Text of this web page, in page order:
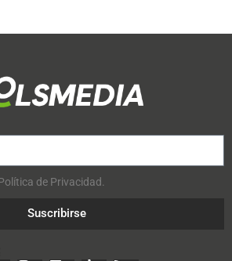
de Privacidad.
Suscribirse